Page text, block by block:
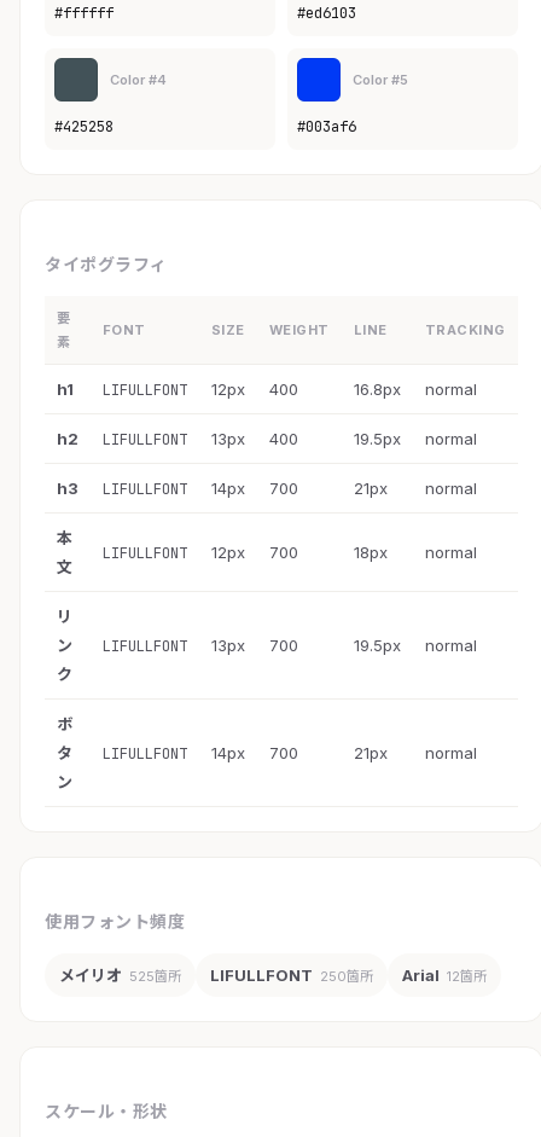
#ffffff #ed6103
Color #4
#425258
Color #5
#003af6
タイポグラフィ
要
素
FONT SIZE WEIGHT LINE TRACKING
h1 LIFULLFONT 12px 400 16.8px normal
h2 LIFULLFONT 13px 400 19.5px normal
h3 LIFULLFONT 14px 700 21px normal
本
文
LIFULLFONT 12px 700 18px normal
リ
ン
ク
LIFULLFONT 13px 700 19.5px normal
ボ
タ
ン
LIFULLFONT 14px 700 21px normal
使用フォント頻度
メイリオ 525箇所 LIFULLFONT 250箇所 Arial 12箇所
スケール・形状